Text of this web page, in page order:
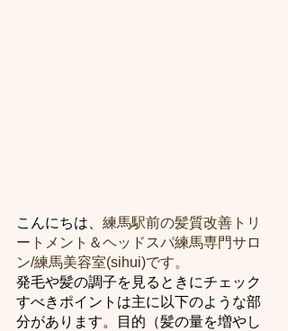
こんにちは、 練馬駅前の髪質改善トリ
ートメント＆ヘッドスパ練馬専門サロ
ン/練馬美容室(sihui)です。
発毛や髪の調子を見るときにチェック
すべきポイントは主に以下のような部
分があります。目的（髪の量を増やし